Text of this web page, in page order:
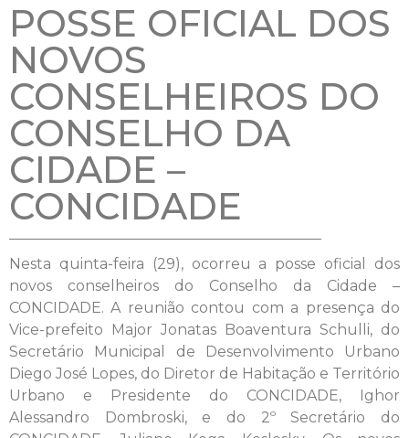
POSSE OFICIAL DOS
NOVOS
CONSELHEIROS DO
CONSELHO DA
CIDADE –
CONCIDADE
Nesta quinta-feira (29), ocorreu a posse oficial dos
novos conselheiros do Conselho da Cidade –
CONCIDADE. A reunião contou com a presença do
Vice-prefeito Major Jonatas Boaventura Schulli, do
Secretário Municipal de Desenvolvimento Urbano
Diego José Lopes, do Diretor de Habitação e Território
Urbano e Presidente do CONCIDADE, Ighor
Alessandro Dombroski, e do 2º Secretário do